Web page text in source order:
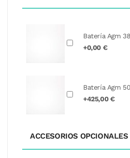
Batería Agm
+0,00 €
Batería Agm
+425,00 €
ACCESORIOS OPCIONALES